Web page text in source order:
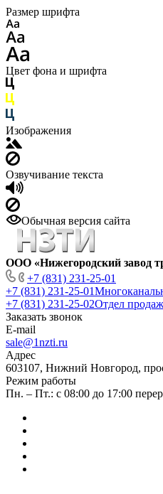
Размер шрифта
Цвет фона и шрифта
Изображения
Озвучивание текста
Обычная версия сайта
ООО «Нижегородский завод
+7 (831) 231-25-01
+7 (831) 231-25-01
+7 (831) 231-25-02Отдел продаж
Заказать звонок
E-mail
sale@1nzti.ru
Адрес
603107, Нижний Новгород,
Режим работы
Пн. – Пт.: с 08:00 до 17:00